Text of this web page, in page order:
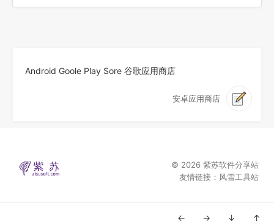
← → ↓ ↑
Android Goole Play Sore 谷歌应用商店
安卓应用商店
© 2026 紫苏软件分享站
友情链接： 风雪工具站